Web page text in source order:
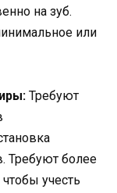
на зуб.
или
Требуют
Требуют более
учесть